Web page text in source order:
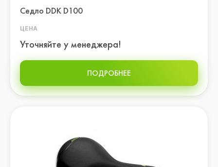
Седло DDK D100
ЦЕНА
Уточняйте у менеджера!
ПОДРОБНЕЕ